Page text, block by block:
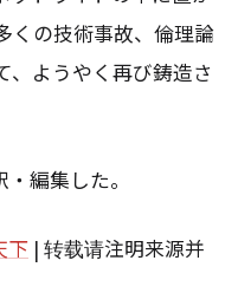
くの技術事故、倫理論
、ようやく再び鋳造さ
編集した。
下 | 转载请注明来源并